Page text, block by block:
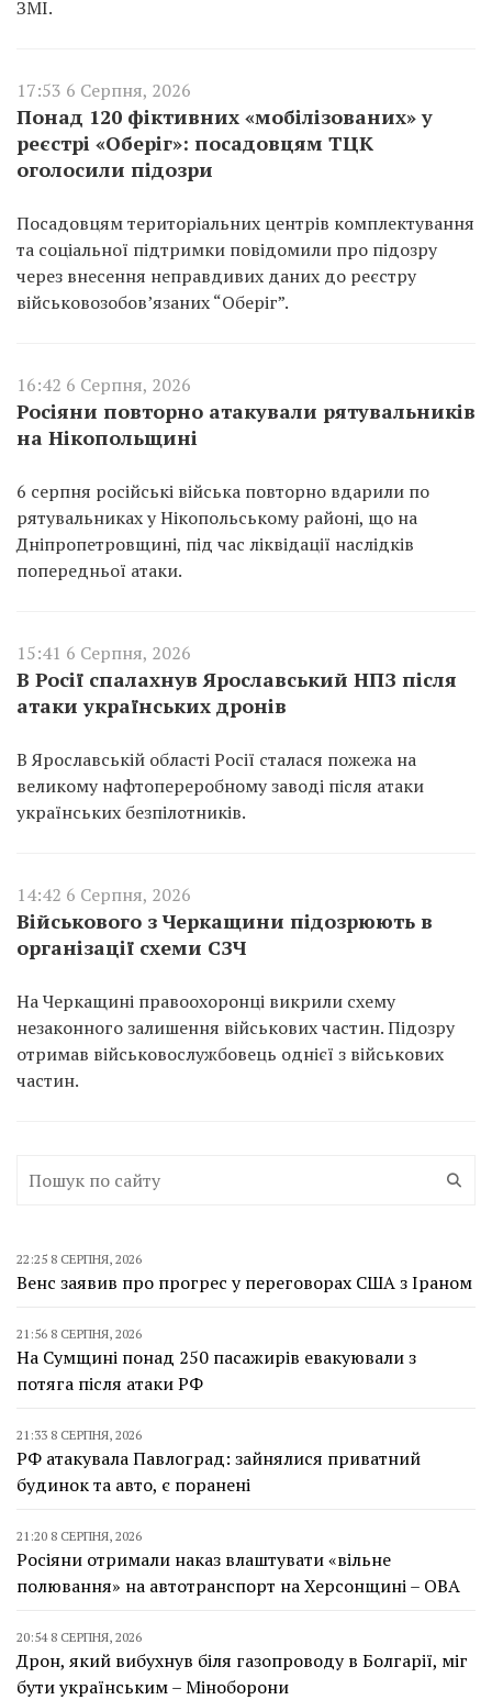
ЗМІ.
17:53 6 Серпня, 2026
Понад 120 фіктивних «мобілізованих» у
реєстрі «Оберіг»: посадовцям ТЦК
оголосили підозри
Посадовцям територіальних центрів комплектування
та соціальної підтримки повідомили про підозру
через внесення неправдивих даних до реєстру
військовозобов’язаних “Оберіг”.
16:42 6 Серпня, 2026
Росіяни повторно атакували рятувальників
на Нікопольщині
6 серпня російські війська повторно вдарили по
рятувальниках у Нікопольському районі, що на
Дніпропетровщині, під час ліквідації наслідків
попередньої атаки.
15:41 6 Серпня, 2026
В Росії спалахнув Ярославський НПЗ після
атаки українських дронів
В Ярославській області Росії сталася пожежа на
великому нафтопереробному заводі після атаки
українських безпілотників.
14:42 6 Серпня, 2026
Військового з Черкащини підозрюють в
організації схеми СЗЧ
На Черкащині правоохоронці викрили схему
незаконного залишення військових частин. Підозру
отримав військовослужбовець однієї з військових
частин.
22:25 8 СЕРПНЯ, 2026
Венс заявив про прогрес у переговорах США з Іраном
21:56 8 СЕРПНЯ, 2026
На Сумщині понад 250 пасажирів евакуювали з
потяга після атаки РФ
21:33 8 СЕРПНЯ, 2026
РФ атакувала Павлоград: зайнялися приватний
будинок та авто, є поранені
21:20 8 СЕРПНЯ, 2026
Росіяни отримали наказ влаштувати «вільне
полювання» на автотранспорт на Херсонщині – ОВА
20:54 8 СЕРПНЯ, 2026
Дрон, який вибухнув біля газопроводу в Болгарії, міг
бути українським – Міноборони